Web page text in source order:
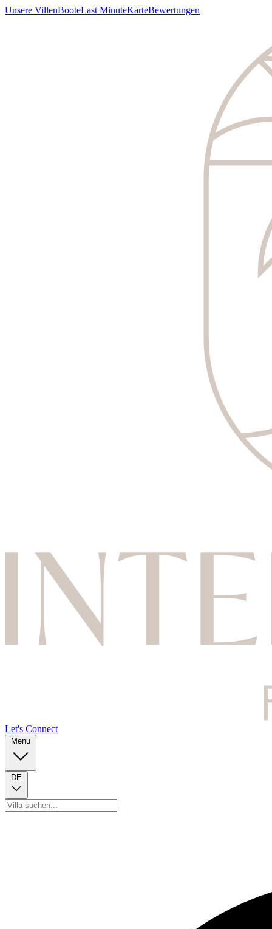
Unsere VillenBooteLast MinuteKarteBewertungen
Let's Connect